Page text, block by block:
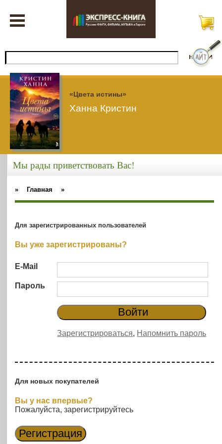
«Цвета истины»
Ханна Кристин
Мы рады приветствовать Вас!
» Главная »
Для зарегистрированных пользователей
Вы уже зарегистрированы?
E-Mail
Пароль
Зарегистрироваться, Напомнить пароль
Для новых покупателей
Вы у нас впервые?
Пожалуйста, зарегистрируйтесь